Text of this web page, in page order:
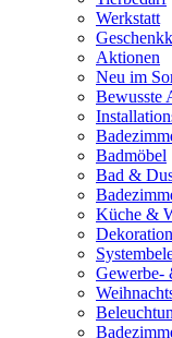
Werkstatt
Aktionen
Neu im
Bewusste
Badmöbel
Bad &
Küche &
Gewerbe-